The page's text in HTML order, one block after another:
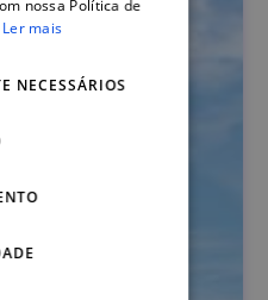
nossa Política de
Ler mais
NECESSÁRIOS